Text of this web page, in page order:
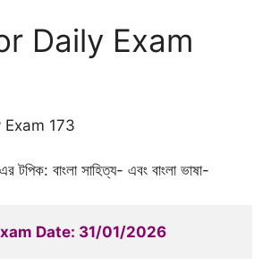
Daily Exam
Exam 173
বাংলা সাহিত্য- এবং বাংলা ভাষা-
Date: 31/01/2026